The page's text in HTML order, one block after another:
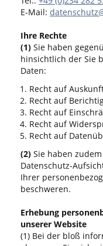
E-Mail:
Ihre Rechte
(1) Sie haben
hinsichtlich der Sie
Daten:
Recht auf
Recht auf
Recht auf
Recht auf
Recht auf
(2) Sie haben
Datenschutz-
Ihrer
beschweren.
Erhebung
unserer Website
(1) Bei der bloß